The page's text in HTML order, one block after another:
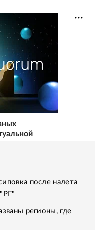
после налета
регионы, где